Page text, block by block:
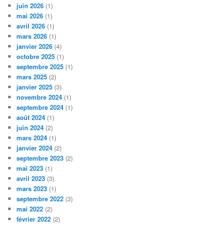
juin 2026 (1)
mai 2026 (1)
avril 2026 (1)
mars 2026 (1)
janvier 2026 (4)
octobre 2025 (1)
septembre 2025 (1)
mars 2025 (2)
janvier 2025 (3)
novembre 2024 (1)
septembre 2024 (1)
août 2024 (1)
juin 2024 (2)
mars 2024 (1)
janvier 2024 (2)
septembre 2023 (2)
mai 2023 (1)
avril 2023 (3)
mars 2023 (1)
septembre 2022 (3)
mai 2022 (2)
février 2022 (2)